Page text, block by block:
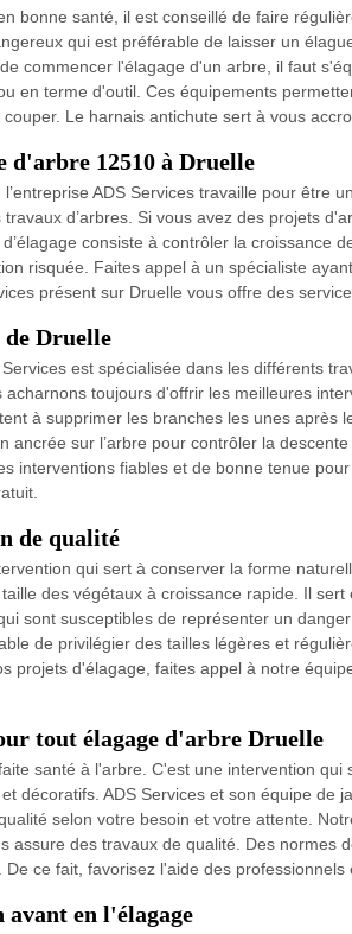
bonne santé, il est conseillé de faire
qui est préférable de laisser un
commencer l'élagage d'un arbre, il faut
en terme d'outil. Ces équipements
Le harnais antichute sert à vous
d'arbre 12510 à Druelle
ADS Services travaille pour être
travaux d’arbres. Si vous avez des projets
consiste à contrôler la croissance
risquée. Faites appel à un spécialiste
présent sur Druelle vous offre des
Druelle
est spécialisée dans les différents
acharnons toujours d'offrir les meilleures
à supprimer les branches les unes après
ancrée sur l’arbre pour contrôler la
interventions fiables et de bonne tenue
de qualité
qui sert à conserver la forme
des végétaux à croissance rapide. Il
sont susceptibles de représenter un
de privilégier des tailles légères et
projets d'élagage, faites appel à notre
tout élagage d'arbre Druelle
santé à l'arbre. C'est une intervention qui
décoratifs. ADS Services et son équipe de
selon votre besoin et votre attente.
assure des travaux de qualité. Des normes
ce fait, favorisez l'aide des professionnels
avant en l'élagage